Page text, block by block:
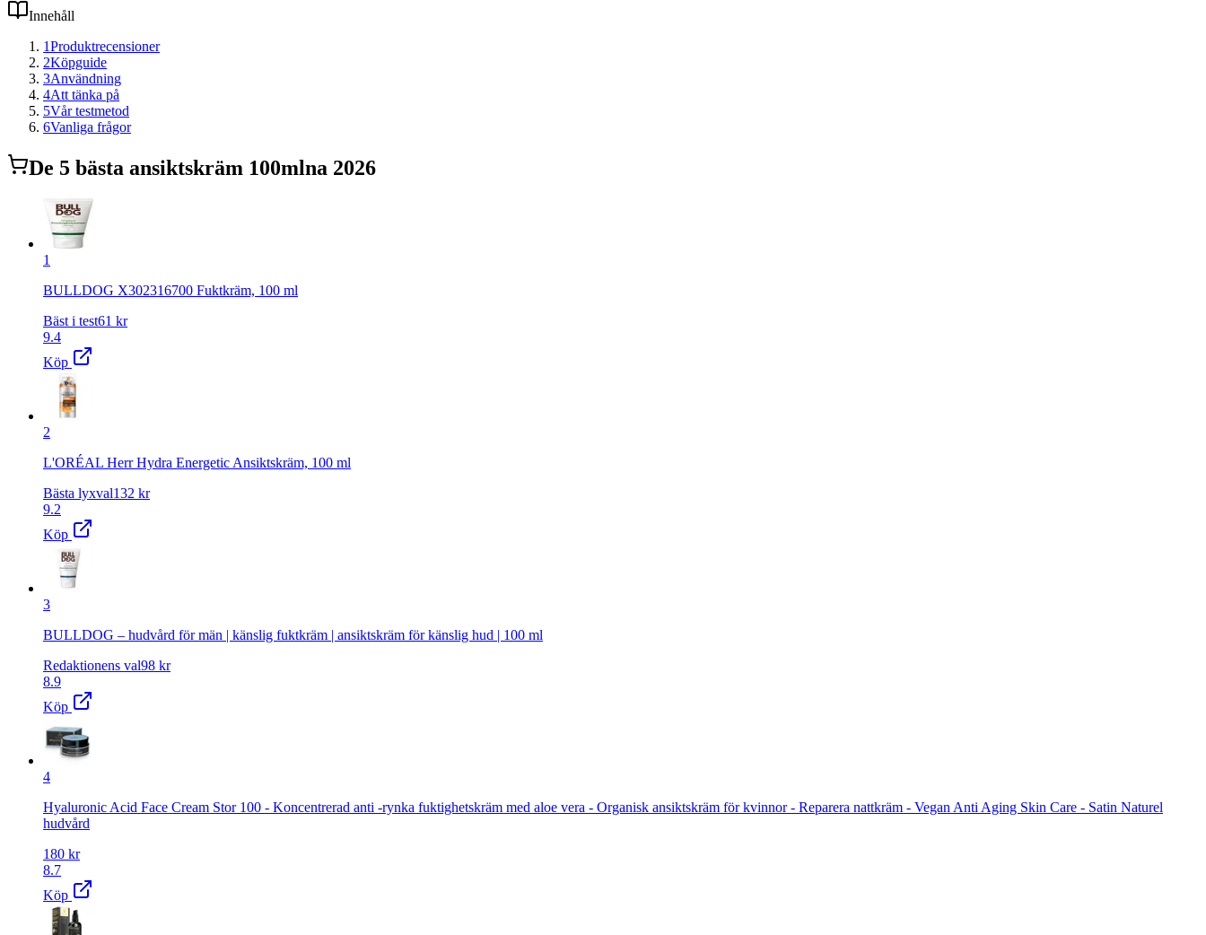
Innehåll
1Produktrecensioner
2Köpguide
3Användning
4Att tänka på
5Vår testmetod
6Vanliga frågor
De 5 bästa ansiktskräm 100mlna 2026
1
BULLDOG X302316700 Fuktkräm, 100 ml
Bäst i test61 kr
9.4
Köp
2
L'ORÉAL Herr Hydra Energetic Ansiktskräm, 100 ml
Bästa lyxval132 kr
9.2
Köp
3
BULLDOG – hudvård för män | känslig fuktkräm | ansiktskräm för känslig hud | 100 ml
Redaktionens val98 kr
8.9
Köp
4
Hyaluronic Acid Face Cream Stor 100 - Koncentrerad anti -rynka fuktighetskräm med aloe vera - Organisk ansiktskräm för kvinnor - Reparera nattkräm - Vegan Anti Aging Skin Care - Satin Naturel
hudvård
180 kr
8.7
Köp